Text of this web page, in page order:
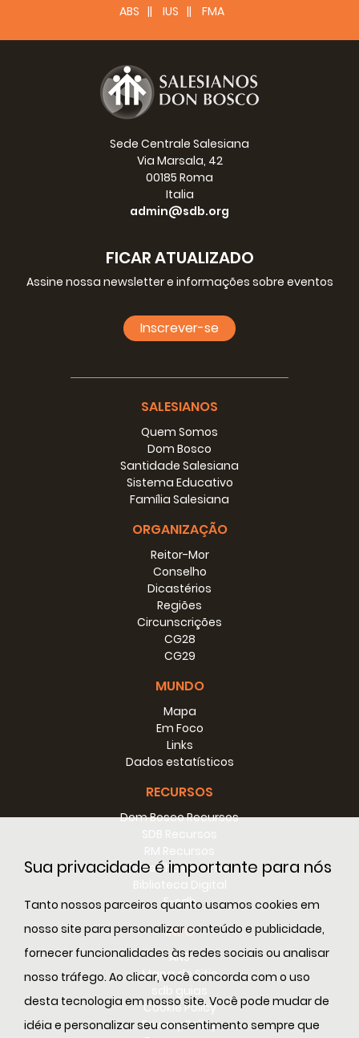
Sua privacidade é importante para nós
Tanto nossos parceiros quanto usamos cookies em
nosso site para personalizar conteúdo e publicidade,
fornecer funcionalidades às redes sociais ou analisar
nosso tráfego. Ao clicar, você concorda com o uso
desta tecnologia em nosso site. Você pode mudar de
idéia e personalizar seu consentimento sempre que
Pastoral Juvenil
Salesiana na
Inspetoria Estados
Unidos Leste.
Data de
2006-7
ABS
IUS FMA
Sede Centrale Salesiana
Via Marsala, 42
00185 Roma
Italia
admin@sdb.org
FICAR ATUALIZADO
Assine nossa newsletter e informações sobre eventos
Inscrever-se
SALESIANOS
Quem Somos
Dom Bosco
Santidade Salesiana
Sistema Educativo
Família Salesiana
ORGANIZAÇÃO
Reitor-Mor
Conselho
Dicastérios
Regiões
Circunscrições
CG28
CG29
MUNDO
Mapa
Em Foco
Links
Dados estatísticos
RECURSOS
Dom Bosco Recursos
Conselho Recursos
E-sdb
INFO
ANS
Mapa do Sitio
Cookie Policy
Privacy Policy